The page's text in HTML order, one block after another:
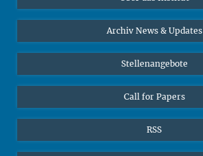
24
25 26 27 28
Online-Vorträge
Interviews zum Thema "Diversity"
Archiv News & Updates
Stellenangebote
Call for Papers
RSS